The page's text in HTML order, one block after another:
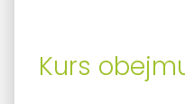
Kurs